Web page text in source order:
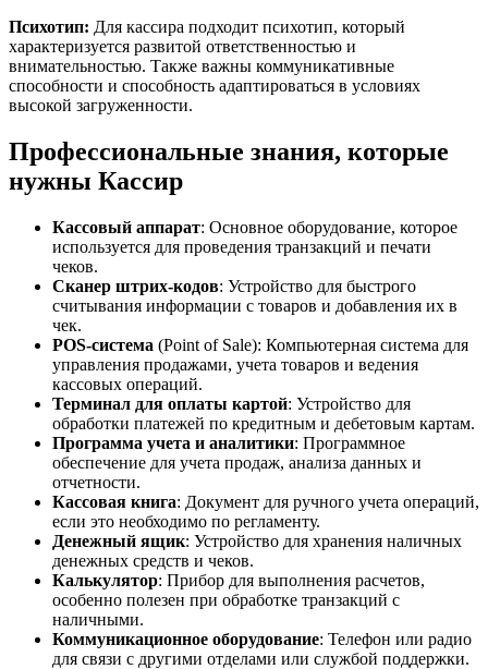
Психотип: Для кассира подходит психотип, который
характеризуется развитой ответственностью и
внимательностью. Также важны коммуникативные
способности и способность адаптироваться в условиях
высокой загруженности.
Профессиональные знания, которые
нужны Кассир
Кассовый аппарат: Основное оборудование, которое
используется для проведения транзакций и печати
чеков.
Сканер штрих-кодов: Устройство для быстрого
считывания информации с товаров и добавления их в
чек.
POS-система (Point of Sale): Компьютерная система для
управления продажами, учета товаров и ведения
кассовых операций.
Терминал для оплаты картой: Устройство для
обработки платежей по кредитным и дебетовым картам.
Программа учета и аналитики: Программное
обеспечение для учета продаж, анализа данных и
отчетности.
Кассовая книга: Документ для ручного учета операций,
если это необходимо по регламенту.
Денежный ящик: Устройство для хранения наличных
денежных средств и чеков.
Калькулятор: Прибор для выполнения расчетов,
особенно полезен при обработке транзакций с
наличными.
Коммуникационное оборудование: Телефон или радио
для связи с другими отделами или службой поддержки.